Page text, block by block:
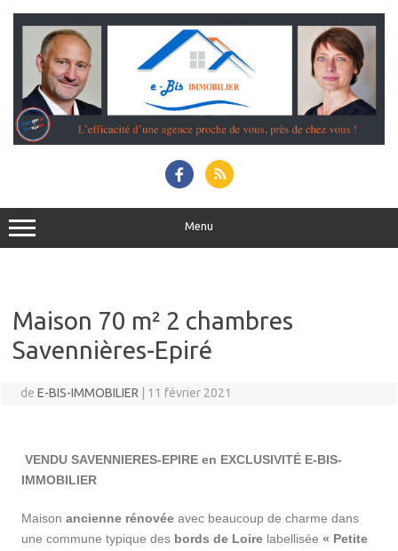
Menu
Maison 70 m² 2 chambres
Savennières-Epiré
de E-BIS-IMMOBILIER 11 février 2021
VENDU SAVENNIERES-EPIRE en EXCLUSIVITÉ E-BIS-
IMMOBILIER
Maison ancienne rénovée avec beaucoup de charme dans
une commune typique des bords de Loire labellisée « Petite